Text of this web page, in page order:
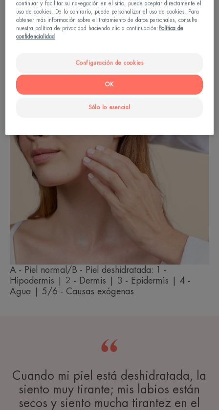
¿Cómo reconoces una piel deshidratada?
A - Piel normal/B - Piel deshidratada: 1 -
Hipodermis | 2 - Dermis | 3 - Epidermis | 4 -
Agua | 5/6 - Causas exógenas
Cuando mi piel está deshidratada, la
siento muy tirante; mis labios están
secos y siento mucha tirantez en el
continuar y facilitar su navegación en el sitio, puede aceptar directamente el
uso de cookies. De lo contrario, puede personalizar el uso de cookies. Para
obtener más información sobre el tratamiento de datos personales, consulte
nuestra política de privacidad haciendo clic a continuación: Política de
confidencialidad
Configuración de cookies
Sólo lo esencial
OK